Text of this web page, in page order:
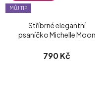
MŮJ TIP
Stříbrné elegantní
psaníčko Michelle Moon
790 Kč